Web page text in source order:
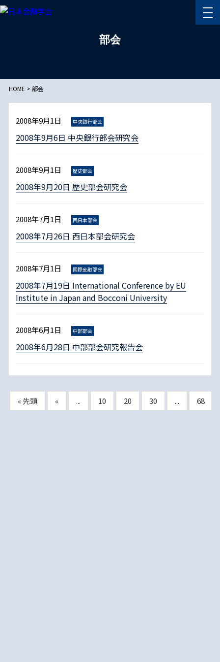
部会
HOME > 部会
2008年9月1日 中央銀行部会
2008年9月6日 中央銀行部会研究会
2008年9月1日 歴史部会
2008年9月20日 歴史部会研究会
2008年7月1日 西日本部会
2008年7月26日 西日本部会研究会
2008年7月1日 国際金融部会
2008年7月19日 International Conference by EU
Institute in Japan and Bocconi University
2008年6月1日 中部部会
2008年6月28日 中部部会研究報告会
« 先頭 « ... 10 20 30 ... 68